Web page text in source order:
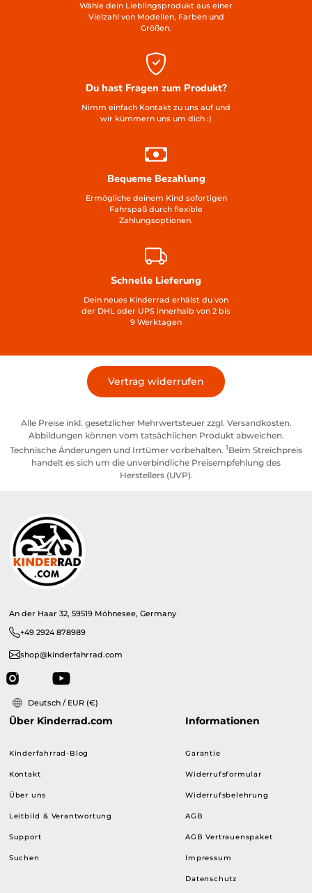
Wähle dein Lieblingsprodukt aus einer
Vielzahl von Modellen, Farben und
Größen.
Du hast Fragen zum Produkt?
Nimm einfach Kontakt zu uns auf und
wir kümmern uns um dich :)
Bequeme Bezahlung
Ermögliche deinem Kind sofortigen
Fahrspaß durch flexible
Zahlungsoptionen.
Schnelle Lieferung
Dein neues Kinderrad erhälst du von
der DHL oder UPS innerhalb von 2 bis
9 Werktagen
Vertrag widerrufen
Alle Preise inkl. gesetzlicher Mehrwertsteuer zzgl. Versandkosten.
Abbildungen können vom tatsächlichen Produkt abweichen.
Technische Änderungen und Irrtümer vorbehalten. 1Beim Streichpreis
handelt es sich um die unverbindliche Preisempfehlung des
Herstellers (UVP).
An der Haar 32, 59519 Möhnesee, Germany
+49 2924 878989
shop@kinderfahrrad.com
Deutsch / EUR (€)
Über Kinderrad.com
Kinderfahrrad-Blog
Kontakt
Über uns
Leitbild & Verantwortung
Support
Suchen
Informationen
Garantie
Widerrufsformular
Widerrufsbelehrung
AGB
AGB Vertrauenspaket
Impressum
Datenschutz